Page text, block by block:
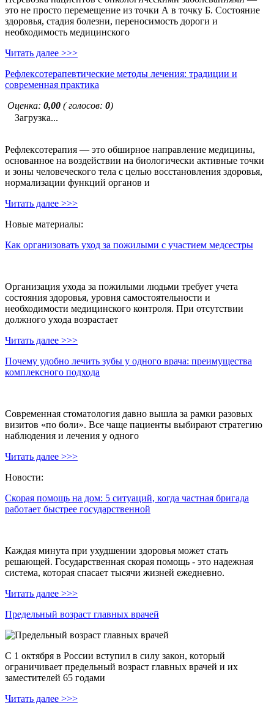
это не просто перемещение из точки А в точку Б. Состояние
здоровья, стадия болезни, переносимость дороги и
необходимость медицинского
Читать далее >>>
Рефлексотерапевтические методы лечения: традиции и
современная практика
Оценка: 0,00 ( голосов: 0)
Загрузка...
Рефлексотерапия — это обширное направление медицины,
основанное на воздействии на биологически активные точки
и зоны человеческого тела с целью восстановления здоровья,
нормализации функций органов и
Читать далее >>>
Новые материалы:
Как организовать уход за пожилыми с участием медсестры
Организация ухода за пожилыми людьми требует учета
состояния здоровья, уровня самостоятельности и
необходимости медицинского контроля. При отсутствии
должного ухода возрастает
Читать далее >>>
Почему удобно лечить зубы у одного врача: преимущества
комплексного подхода
Современная стоматология давно вышла за рамки разовых
визитов «по боли». Все чаще пациенты выбирают стратегию
наблюдения и лечения у одного
Читать далее >>>
Новости:
Скорая помощь на дом: 5 ситуаций, когда частная бригада
работает быстрее государственной
Каждая минута при ухудшении здоровья может стать
решающей. Государственная скорая помощь - это надежная
система, которая спасает тысячи жизней ежедневно.
Читать далее >>>
Предельный возраст главных врачей
С 1 октября в России вступил в силу закон, который
ограничивает предельный возраст главных врачей и их
заместителей 65 годами
Читать далее >>>